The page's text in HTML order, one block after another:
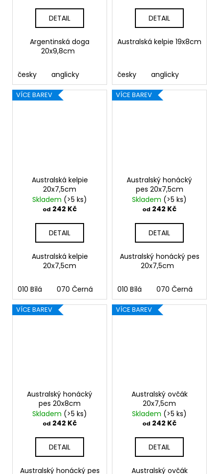
DETAIL
Argentinská doga
20x9,8cm
česky anglicky
DETAIL
Australská kelpie 19x8cm
česky anglicky
VÍCE BAREV
Australská kelpie
20x7,5cm
Skladem (>5 ks)
od 242 Kč
DETAIL
Australská kelpie
20x7,5cm
010 Bílá 070 Černá 090 Stříbrná 091 Zlatá
VÍCE BAREV
Australský honácký
pes 20x7,5cm
Skladem (>5 ks)
od 242 Kč
DETAIL
Australský honácký pes
20x7,5cm
010 Bílá 070 Černá
VÍCE BAREV
Australský honácký
pes 20x8cm
Skladem (>5 ks)
od 242 Kč
DETAIL
Australský honácký pes
VÍCE BAREV
Australský ovčák
20x7,5cm
Skladem (>5 ks)
od 242 Kč
DETAIL
Australský ovčák